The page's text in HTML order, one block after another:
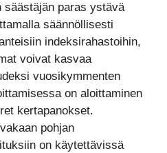
säästäjän paras ystävä
säännöllisesti
indeksirahastoihin,
voivat kasvaa
vuosikymmenten
on aloittaminen
kertapanokset.
pohjan
on käytettävissä